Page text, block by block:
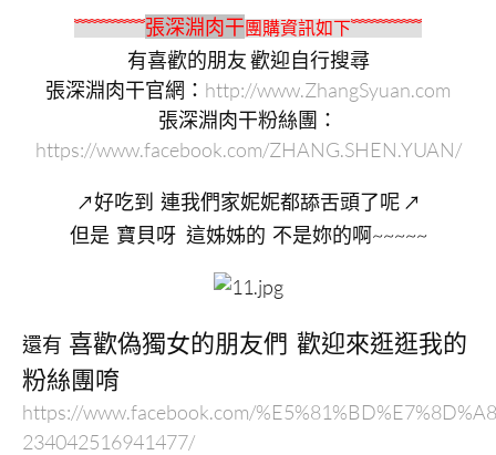
﹌﹌﹌﹌張深淵肉干 團購資訊如下﹌﹌﹌﹌
有喜歡的朋友 歡迎自行搜尋
張深淵肉干官網： http://www.ZhangSyuan.com
張深淵肉干粉絲團：
https://www.facebook.com/ZHANG.SHEN.YUAN/
↗好吃到 連我們家妮妮都舔舌頭了呢 ↗
但是 寶貝呀 這姊姊的 不是妳的啊~~~~~
還有 喜歡偽獨女的朋友們 歡迎來逛逛我的
粉絲團唷
https://www.facebook.com/
234042516941477/